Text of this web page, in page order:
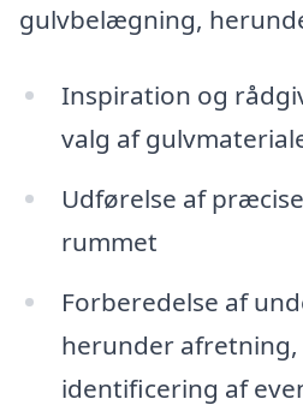
gulvbelægning,
Inspiration og
valg af
Udførelse af
rummet
Forberedelse af
herunder
identificering af